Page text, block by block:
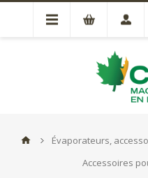
Évaporateurs,
Accessoires